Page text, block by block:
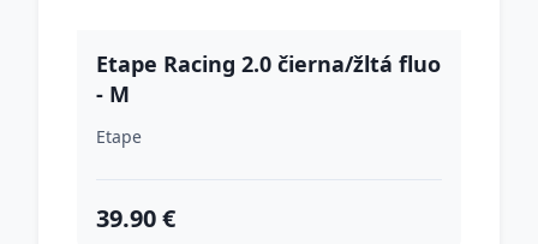
Etape Racing 2.0 čierna/žltá fluo
- M
Etape
39.90 €